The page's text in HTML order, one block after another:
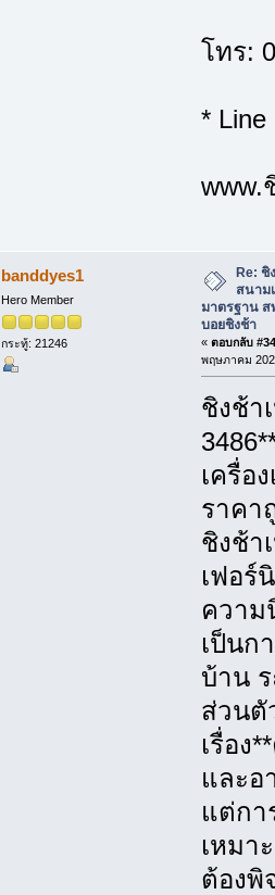
โทร:
* Line
www.
banddyes1
Hero Member
กระทู้: 21246
Re: ชิ
สนาม
มาตรฐาน ส
บอยชิงช้า
« ตอบกลับ
พฤษภาคม
ชิงช้า
เครื่อ
ราคา
ชิงช้า
เฟอร์
ความ
เป็นก
บ้าน
ส่วนตั
เรื่อง
และอ
แต่กา
เหมา
ต้องพิ